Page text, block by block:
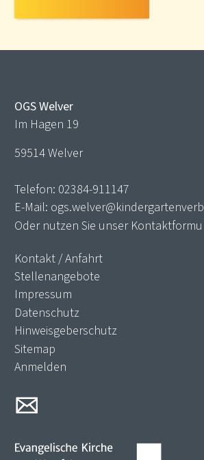
OGS Welver
Im Hagen 19
59514 Welver
Telefon: 02384-911147
E-Mail:
Oder nutzen Sie unser
Kontakt / Anfahrt
Stellenangebote
Impressum
Datenschutz
Hinweisgeberschutz
Sitemap
Anmelden